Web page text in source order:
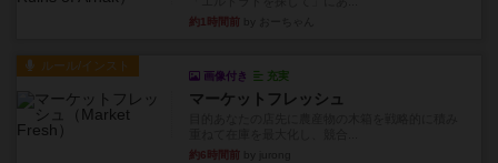
約1時間前
ルール/インスト
画像付き 充実
マーケットフレッシュ
約6時間前